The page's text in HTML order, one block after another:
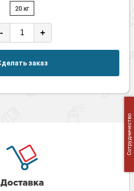
20 кг
- +
заказ
Доставка
Сотрудничество